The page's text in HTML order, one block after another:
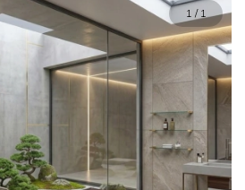
1 / 1